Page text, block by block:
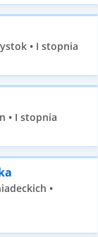
• I stopnia
• I stopnia
•